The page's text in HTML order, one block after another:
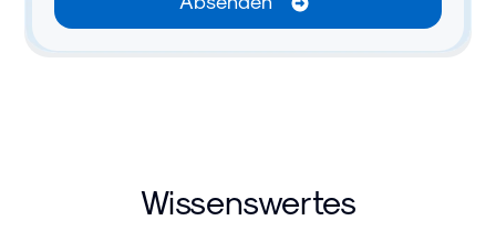
Wissenswertes